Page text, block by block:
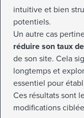
intuitive et bien
potentiels.
Un autre cas
réduire son taux
de son site. Cela
longtemps et
essentiel pour
Ces résultats sont
modifications